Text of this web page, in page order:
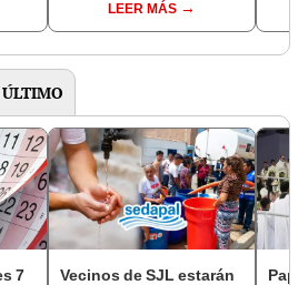
ataqueLEER MÁS
7
Vecinos de SJL estarán